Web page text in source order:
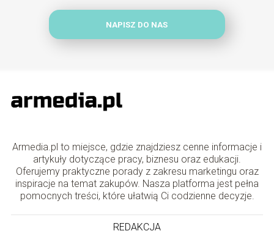
NAPISZ DO NAS
Armedia.pl to miejsce, gdzie znajdziesz cenne informacje i
artykuły dotyczące pracy, biznesu oraz edukacji.
Oferujemy praktyczne porady z zakresu marketingu oraz
inspiracje na temat zakupów. Nasza platforma jest pełna
pomocnych treści, które ułatwią Ci codzienne decyzje.
REDAKCJA